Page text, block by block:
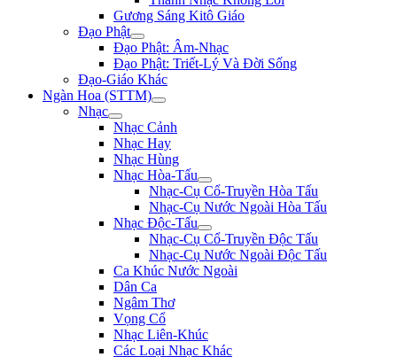
Gương Sáng Kitô Giáo
Đạo Phật
Đạo Phật: Âm-Nhạc
Đạo Phật: Triết-Lý Và Đời Sống
Đạo-Giáo Khác
Ngàn Hoa (STTM)
Nhạc
Nhạc Cảnh
Nhạc Hay
Nhạc Hùng
Nhạc Hòa-Tấu
Nhạc-Cụ Cổ-Truyền Hòa Tấu
Nhạc-Cụ Nước Ngoài Hòa Tấu
Nhạc Độc-Tấu
Nhạc-Cụ Cổ-Truyền Độc Tấu
Nhạc-Cụ Nước Ngoài Độc Tấu
Ca Khúc Nước Ngoài
Dân Ca
Ngâm Thơ
Vọng Cổ
Nhạc Liên-Khúc
Các Loại Nhạc Khác